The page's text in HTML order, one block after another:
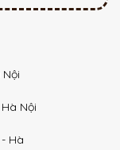
Nội
Hà